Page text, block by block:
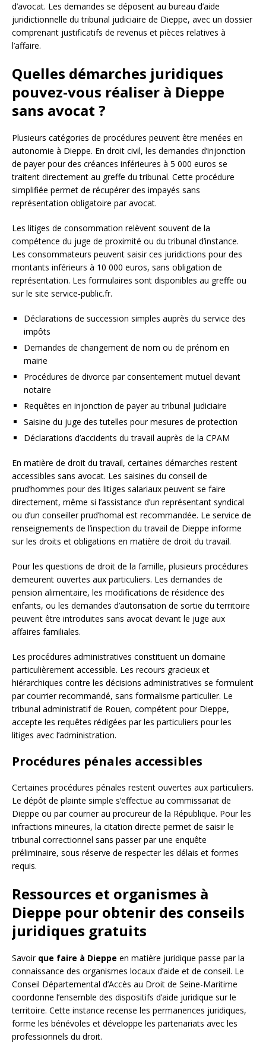
d’avocat. Les demandes se déposent au bureau d’aide
juridictionnelle du tribunal judiciaire de Dieppe, avec un dossier
comprenant justificatifs de revenus et pièces relatives à
l’affaire.
Quelles démarches juridiques
pouvez-vous réaliser à Dieppe
sans avocat ?
Plusieurs catégories de procédures peuvent être menées en
autonomie à Dieppe. En droit civil, les demandes d’injonction
de payer pour des créances inférieures à 5 000 euros se
traitent directement au greffe du tribunal. Cette procédure
simplifiée permet de récupérer des impayés sans
représentation obligatoire par avocat.
Les litiges de consommation relèvent souvent de la
compétence du juge de proximité ou du tribunal d’instance.
Les consommateurs peuvent saisir ces juridictions pour des
montants inférieurs à 10 000 euros, sans obligation de
représentation. Les formulaires sont disponibles au greffe ou
sur le site service-public.fr.
Déclarations de succession simples auprès du service des
impôts
Demandes de changement de nom ou de prénom en
mairie
Procédures de divorce par consentement mutuel devant
notaire
Requêtes en injonction de payer au tribunal judiciaire
Saisine du juge des tutelles pour mesures de protection
Déclarations d’accidents du travail auprès de la CPAM
En matière de droit du travail, certaines démarches restent
accessibles sans avocat. Les saisines du conseil de
prud’hommes pour des litiges salariaux peuvent se faire
directement, même si l’assistance d’un représentant syndical
ou d’un conseiller prud’homal est recommandée. Le service de
renseignements de l’inspection du travail de Dieppe informe
sur les droits et obligations en matière de droit du travail.
Pour les questions de droit de la famille, plusieurs procédures
demeurent ouvertes aux particuliers. Les demandes de
pension alimentaire, les modifications de résidence des
enfants, ou les demandes d’autorisation de sortie du territoire
peuvent être introduites sans avocat devant le juge aux
affaires familiales.
Les procédures administratives constituent un domaine
particulièrement accessible. Les recours gracieux et
hiérarchiques contre les décisions administratives se formulent
par courrier recommandé, sans formalisme particulier. Le
tribunal administratif de Rouen, compétent pour Dieppe,
accepte les requêtes rédigées par les particuliers pour les
litiges avec l’administration.
Procédures pénales accessibles
Certaines procédures pénales restent ouvertes aux particuliers.
Le dépôt de plainte simple s’effectue au commissariat de
Dieppe ou par courrier au procureur de la République. Pour les
infractions mineures, la citation directe permet de saisir le
tribunal correctionnel sans passer par une enquête
préliminaire, sous réserve de respecter les délais et formes
requis.
Ressources et organismes à
Dieppe pour obtenir des conseils
juridiques gratuits
Savoir que faire à Dieppe en matière juridique passe par la
connaissance des organismes locaux d’aide et de conseil. Le
Conseil Départemental d’Accès au Droit de Seine-Maritime
coordonne l’ensemble des dispositifs d’aide juridique sur le
territoire. Cette instance recense les permanences juridiques,
forme les bénévoles et développe les partenariats avec les
professionnels du droit.